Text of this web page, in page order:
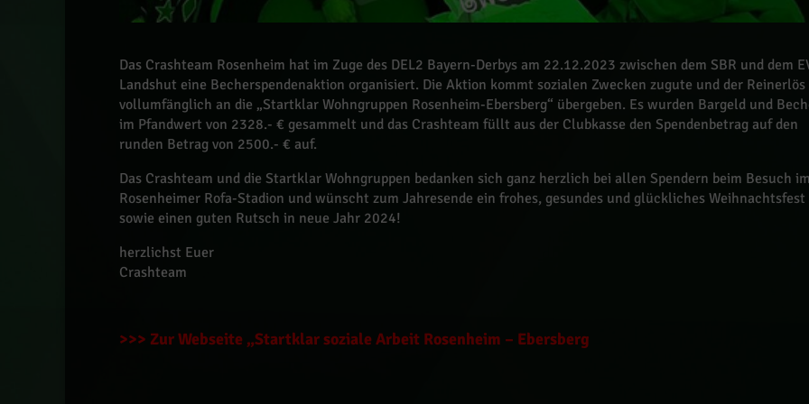
Das Crashteam Rosenheim hat im Zuge des DEL2 Bayern-Derbys am 22.12.2023 zwischen dem SBR und dem
Landshut eine Becherspendenaktion organisiert. Die Aktion kommt sozialen Zwecken zugute und der
vollumfänglich an die „Startklar Wohngruppen Rosenheim-Ebersberg“ übergeben. Es wurden Bargeld und
im Pfandwert von 2328.- € gesammelt und das Crashteam füllt aus der Clubkasse den Spendenbetrag auf den
runden Betrag von 2500.- € auf.
Das Crashteam und die Startklar Wohngruppen bedanken sich ganz herzlich bei allen Spendern beim Besuch
Rosenheimer Rofa-Stadion und wünscht zum Jahresende ein frohes, gesundes und glückliches Weihnachtsfest
sowie einen guten Rutsch in neue Jahr 2024!
herzlichst Euer
Crashteam
>>> Zur Webseite „Startklar soziale Arbeit Rosenheim – Ebersberg